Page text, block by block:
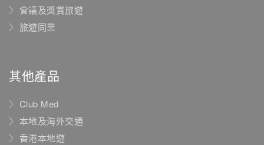
會議及獎賞旅遊
旅遊同業
其他產品
Club Med
本地及海外交通
香港本地遊